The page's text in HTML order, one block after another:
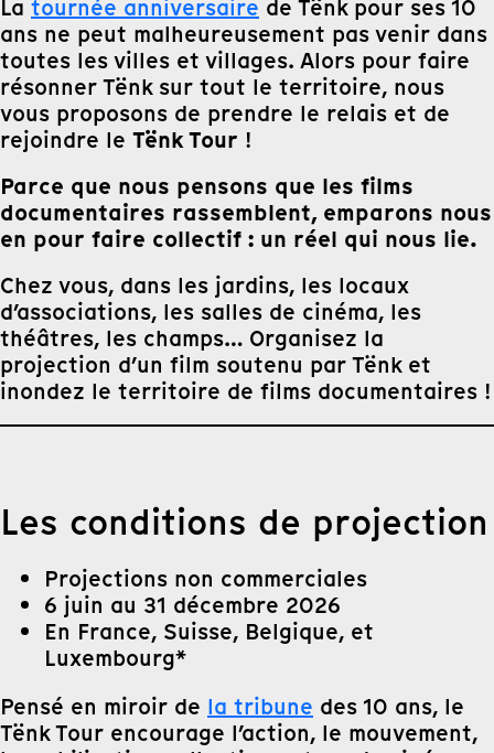
La tournée anniversaire de Tënk pour ses 10
ans ne peut malheureusement pas venir dans
toutes les villes et villages. Alors pour faire
résonner Tënk sur tout le territoire, nous
vous proposons de prendre le relais et de
rejoindre le Tënk Tour !
Parce que nous pensons que les films
documentaires rassemblent, emparons nous
en pour faire collectif : un réel qui nous lie.
Chez vous, dans les jardins, les locaux
d’associations, les salles de cinéma, les
théâtres, les champs… Organisez la
projection d’un film soutenu par Tënk et
inondez le territoire de films documentaires !
Les conditions de projection
Projections non commerciales
6 juin au 31 décembre 2026
En France, Suisse, Belgique, et
Luxembourg*
Pensé en miroir de la tribune des 10 ans, le
Tënk Tour encourage l’action, le mouvement,